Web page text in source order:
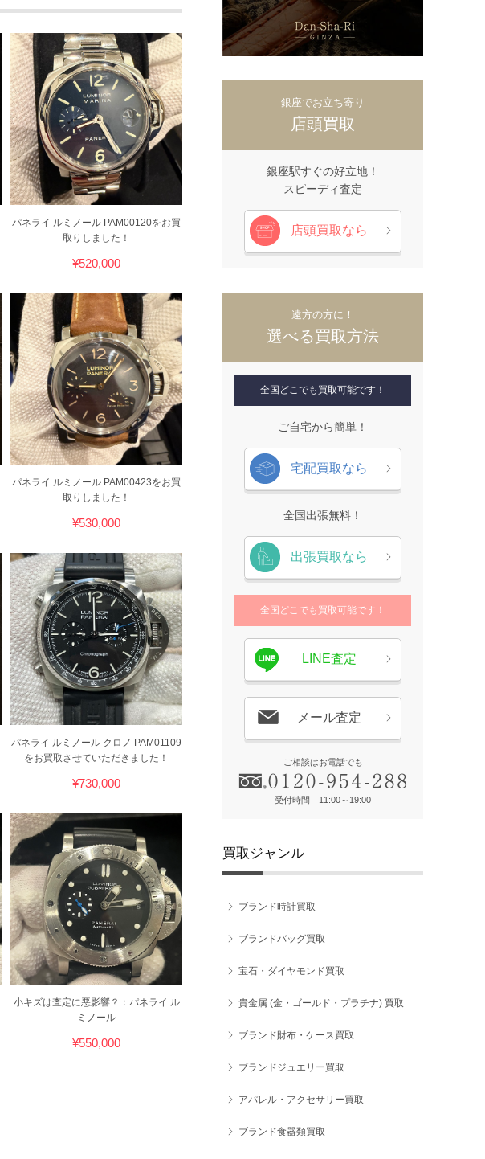
パネライ ルミノール PAM00120をお買
取りしました！
¥520,000
パネライ ルミノール PAM00423をお買
取りしました！
¥530,000
パネライ ルミノール クロノ PAM01109
をお買取させていただきました！
¥730,000
小キズは査定に悪影響？：パネライ ル
ミノール
¥550,000
銀座でお立ち寄り
店頭買取
銀座駅すぐの好立地！
スピーディ査定
店頭買取なら
遠方の方に！
選べる買取方法
全国どこでも買取可能です！
ご自宅から簡単！
宅配買取なら
全国出張無料！
出張買取なら
全国どこでも買取可能です！
LINE査定
メール査定
ご相談はお電話でも
受付時間 11:00～19:00
買取ジャンル
ブランド時計買取
ブランドバッグ買取
宝石・ダイヤモンド買取
貴金属 (金・ゴールド・プラチナ) 買取
ブランド財布・ケース買取
ブランドジュエリー買取
アパレル・アクセサリー買取
ブランド食器類買取